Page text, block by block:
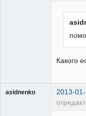
Какого
asidnenko 2013-